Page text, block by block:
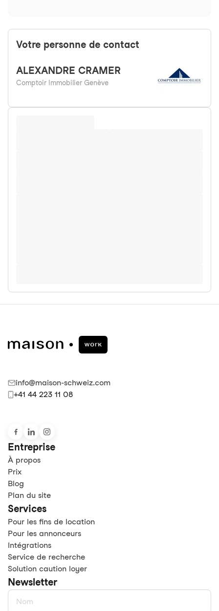
Votre personne de contact
ALEXANDRE CRAMER
Comptoir Immobilier Genève
info@maison-schweiz.com
+41 44 223 11 08
Entreprise
À propos
Prix
Blog
Plan du site
Services
Pour les fins de location
Pour les annonceurs
Intégrations
Service de recherche
Solution caution loyer
Newsletter